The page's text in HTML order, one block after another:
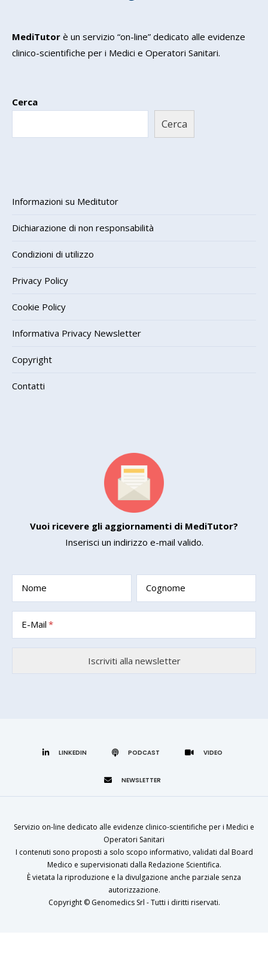
MediTutor è un servizio “on-line” dedicato alle evidenze
clinico-scientifiche per i Medici e Operatori Sanitari.
Cerca
Cerca
Informazioni su Meditutor
Dichiarazione di non responsabilità
Condizioni di utilizzo
Privacy Policy
Cookie Policy
Informativa Privacy Newsletter
Copyright
Contatti
Vuoi ricevere gli aggiornamenti di MediTutor?
Inserisci un indirizzo e-mail valido.
Nome Cognome
E-Mail
LINKEDIN
Servizio on-line dedicato alle evidenze clinico-scientifiche per i Medici e
Operatori Sanitari
I contenuti sono proposti a solo scopo informativo, validati dal Board
Medico e supervisionati dalla Redazione Scientifica.
È vietata la riproduzione e la divulgazione anche parziale senza
autorizzazione.
Copyright © Genomedics Srl - Tutti i diritti riservati.